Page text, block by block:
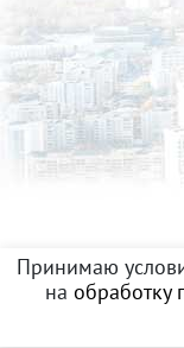
Принимаю
на обработку